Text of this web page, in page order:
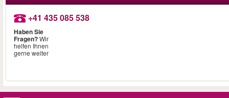
+41 435 085 538
Haben Sie
Fragen?Wir
helfen Ihnen
gerne weiter